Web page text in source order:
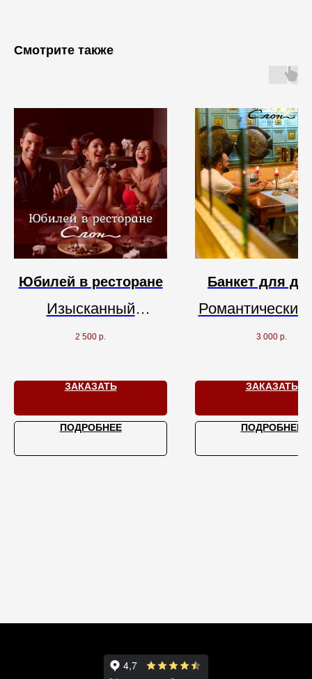
Смотрите также
Юбилей в ресторане
Изысканный
интерьер.
Свои напитки.
2 500 р.
ЗАКАЗАТЬ
ПОДРОБНЕЕ
Банкет для
Романтический
в ресторане
3 000 р.
ЗАКАЗАТЬ
ПОДРОБНЕЕ